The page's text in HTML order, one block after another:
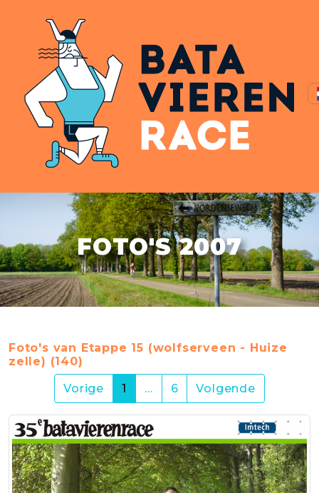
FOTO'S 2007
Foto's van Etappe 15 (wolfserveen - Huize
zelle) (140)
Vorige
1 (current)
… 6 Volgende